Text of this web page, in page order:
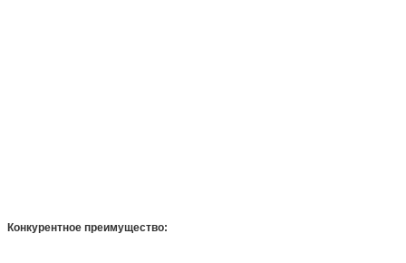
Конкурентное преимущество: